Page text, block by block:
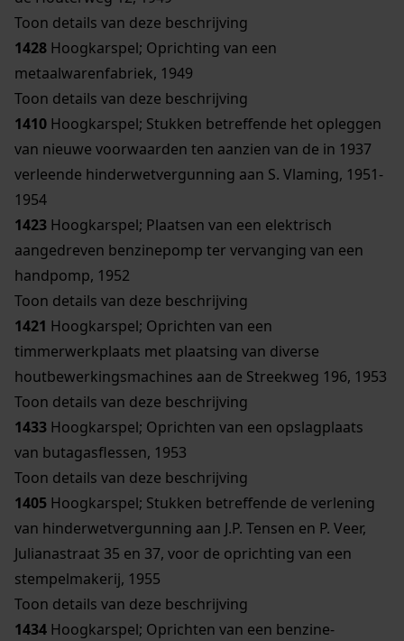
Toon details van deze beschrijving
1428 Hoogkarspel; Oprichting van een
metaalwarenfabriek, 1949
Toon details van deze beschrijving
1410 Hoogkarspel; Stukken betreffende het opleggen
van nieuwe voorwaarden ten aanzien van de in 1937
verleende hinderwetvergunning aan S. Vlaming, 1951-
1954
1423 Hoogkarspel; Plaatsen van een elektrisch
aangedreven benzinepomp ter vervanging van een
handpomp, 1952
Toon details van deze beschrijving
1421 Hoogkarspel; Oprichten van een
timmerwerkplaats met plaatsing van diverse
houtbewerkingsmachines aan de Streekweg 196, 1953
Toon details van deze beschrijving
1433 Hoogkarspel; Oprichten van een opslagplaats
van butagasflessen, 1953
Toon details van deze beschrijving
1405 Hoogkarspel; Stukken betreffende de verlening
van hinderwetvergunning aan J.P. Tensen en P. Veer,
Julianastraat 35 en 37, voor de oprichting van een
stempelmakerij, 1955
Toon details van deze beschrijving
1434 Hoogkarspel; Oprichten van een benzine-